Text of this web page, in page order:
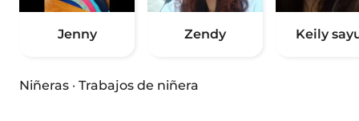
Jenny Zendy Keily
Niñeras · Trabajos de niñera